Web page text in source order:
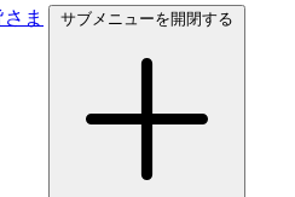
ま サブメニューを開閉する